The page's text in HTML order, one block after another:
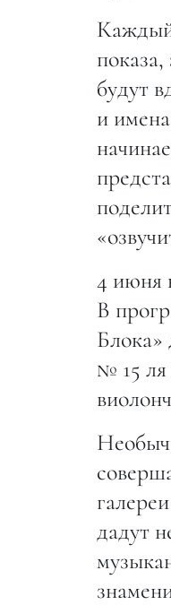
будут
и
4 июня
В
Блока»
№ 15
дадут